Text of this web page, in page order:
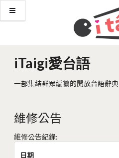
iTaigi愛台語
一部集結群眾編纂的開放台語辭典
維修公告
維修公告紀錄:
日期